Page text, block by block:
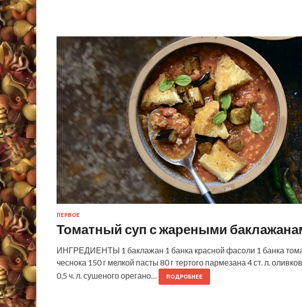
ПЕРВОЕ
Томатный суп с жареными
ИНГРЕДИЕНТЫ 1 баклажан 1 банка красной фасоли 1 банка
чеснока 150 г мелкой пасты 80 г тертого пармезана 4 ст. л.
0,5 ч. л. сушеного орегано…
ПОДРОБНЕЕ